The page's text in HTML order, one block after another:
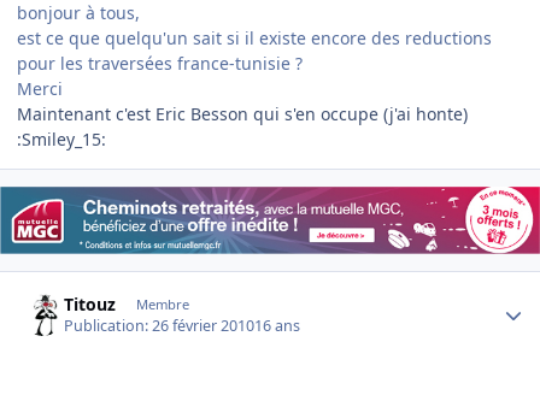
bonjour à tous,
est ce que quelqu'un sait si il existe encore des reductions
pour les traversées france-tunisie ?
Merci
Maintenant c'est Eric Besson qui s'en occupe (j'ai honte)
:Smiley_15:
Titouz Membre
Publication:26 février 201016 ans